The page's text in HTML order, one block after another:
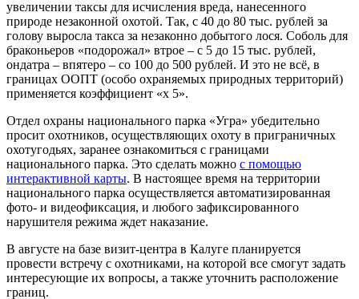
увеличении таксы для исчисления вреда, нанесенного
природе незаконной охотой. Так, с 40 до 80 тыс. рублей за
голову выросла такса за незаконно добытого лося. Соболь для
браконьеров «подорожал» втрое – с 5 до 15 тыс. рублей,
ондатра – впятеро – со 100 до 500 рублей. И это не всё, в
границах ООПТ (особо охраняемых природных территорий)
применяется коэффициент «х 5».
Отдел охраны национального парка «Угра» убедительно
просит охотников, осуществляющих охоту в приграничных
охотугодьях, заранее ознакомиться с границами
национального парка. Это сделать можно с помощью
интерактивной карты. В настоящее время на территории
национального парка осуществляется автоматизированная
фото- и видеофиксация, и любого зафиксированного
нарушителя режима ждет наказание.
В августе на базе визит-центра в Калуге планируется
провести встречу с охотниками, на которой все смогут задать
интересующие их вопросы, а также уточнить расположение
границ.